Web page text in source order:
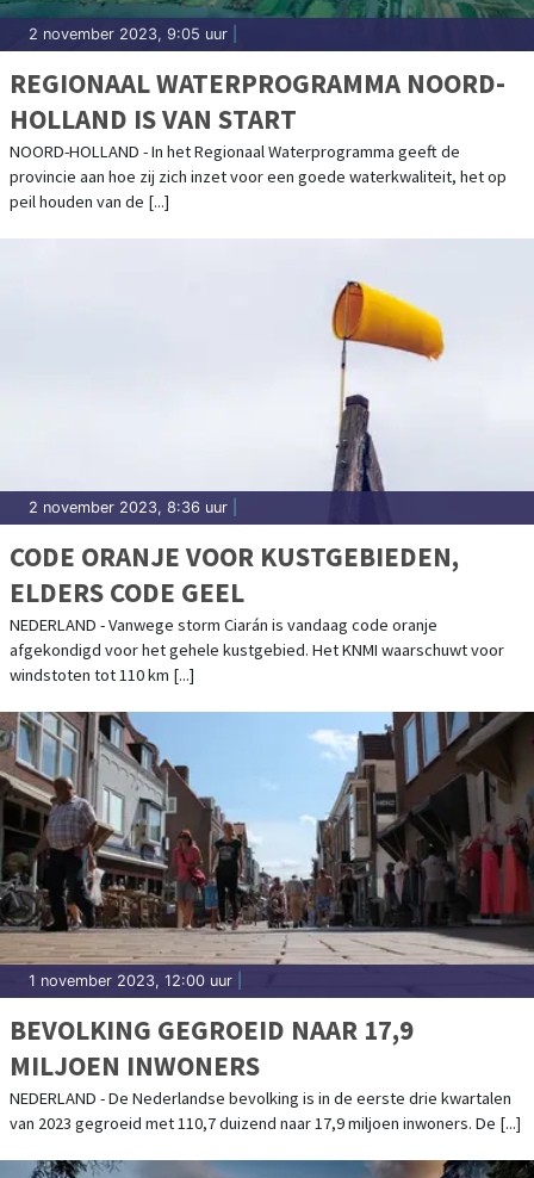
2 november 2023, 9:05 uur
REGIONAAL WATERPROGRAMMA NOORD-
HOLLAND IS VAN START
NOORD-HOLLAND - In het Regionaal Waterprogramma geeft de
provincie aan hoe zij zich inzet voor een goede waterkwaliteit, het op
peil houden van de [...]
2 november 2023, 8:36 uur
CODE ORANJE VOOR KUSTGEBIEDEN,
ELDERS CODE GEEL
NEDERLAND - Vanwege storm Ciarán is vandaag code oranje
afgekondigd voor het gehele kustgebied. Het KNMI waarschuwt voor
windstoten tot 110 km [...]
1 november 2023, 12:00 uur
BEVOLKING GEGROEID NAAR 17,9
MILJOEN INWONERS
NEDERLAND - De Nederlandse bevolking is in de eerste drie kwartalen
van 2023 gegroeid met 110,7 duizend naar 17,9 miljoen inwoners. De [...]